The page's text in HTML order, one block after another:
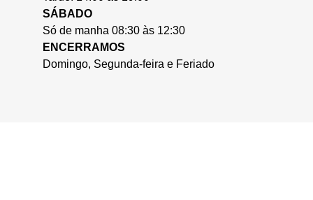
SÁBADO
Só de manha 08:30 às 12:30
ENCERRAMOS
Domingo, Segunda-feira e Feriado